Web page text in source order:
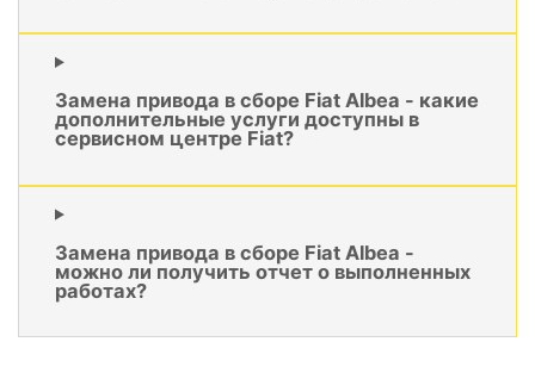
Замена привода в сборе Fiat Albea - какие
дополнительные услуги доступны в
сервисном центре Fiat?
Замена привода в сборе Fiat Albea -
можно ли получить отчет о выполненных
работах?